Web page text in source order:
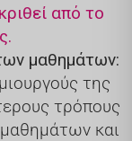
από το
μαθημάτων:
της
τρόπους
και